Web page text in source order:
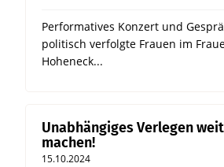
Performatives Konzert und
politisch verfolgte Frauen im
Hoheneck...
Unabhängiges Verlegen
machen!
15.10.2024